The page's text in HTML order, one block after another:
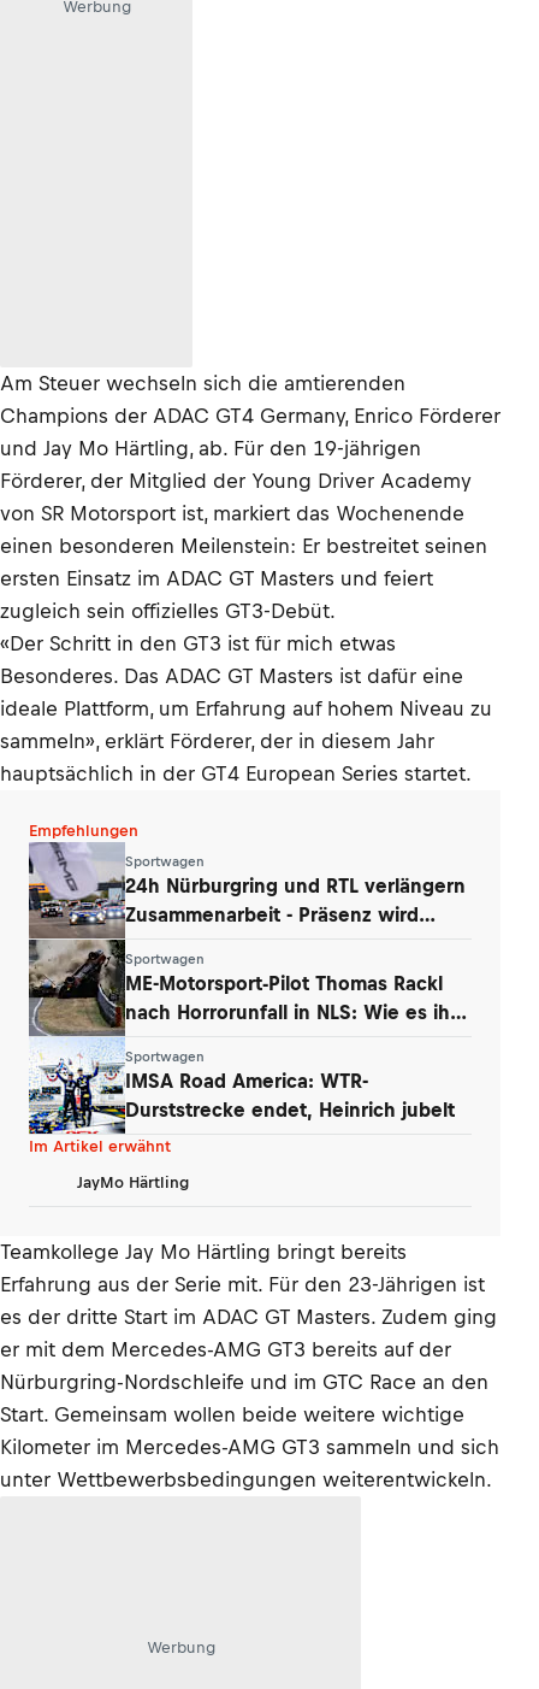
Werbung
Am Steuer wechseln sich die amtierenden
Champions der ADAC GT4 Germany, Enrico Förderer
und Jay Mo Härtling, ab. Für den 19-jährigen
Förderer, der Mitglied der Young Driver Academy
von SR Motorsport ist, markiert das Wochenende
einen besonderen Meilenstein: Er bestreitet seinen
ersten Einsatz im ADAC GT Masters und feiert
zugleich sein offizielles GT3-Debüt.
«Der Schritt in den GT3 ist für mich etwas
Besonderes. Das ADAC GT Masters ist dafür eine
ideale Plattform, um Erfahrung auf hohem Niveau zu
sammeln», erklärt Förderer, der in diesem Jahr
hauptsächlich in der GT4 European Series startet.
Empfehlungen
Sportwagen
24h Nürburgring und RTL verlängern
Zusammenarbeit - Präsenz wird
Sportwagen
ME-Motorsport-Pilot Thomas Rackl
nach Horrorunfall in NLS: Wie es ihm
Sportwagen
IMSA Road America: WTR-
Durststrecke endet, Heinrich jubelt
Im Artikel erwähnt
JayMo Härtling
Teamkollege Jay Mo Härtling bringt bereits
Erfahrung aus der Serie mit. Für den 23-Jährigen ist
es der dritte Start im ADAC GT Masters. Zudem ging
er mit dem Mercedes-AMG GT3 bereits auf der
Nürburgring-Nordschleife und im GTC Race an den
Start. Gemeinsam wollen beide weitere wichtige
Kilometer im Mercedes-AMG GT3 sammeln und sich
unter Wettbewerbsbedingungen weiterentwickeln.
Werbung